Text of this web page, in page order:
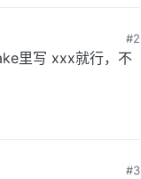
#2
里写 xxx就行，不
#3